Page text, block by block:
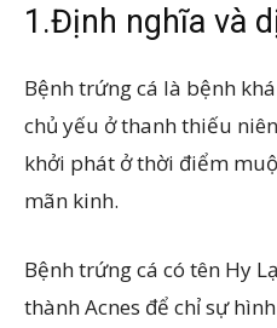
1.Định nghĩa và
Bệnh trứng cá là bệnh
chủ yếu ở thanh thiếu
khởi phát ở thời điểm
mãn kinh.
Bệnh trứng cá có tên Hy
thành Acnes để chỉ sự